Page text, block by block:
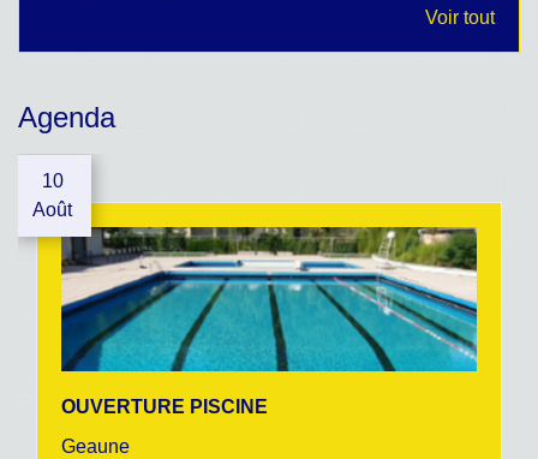
Voir tout
Agenda
10
Août
OUVERTURE PISCINE
Geaune